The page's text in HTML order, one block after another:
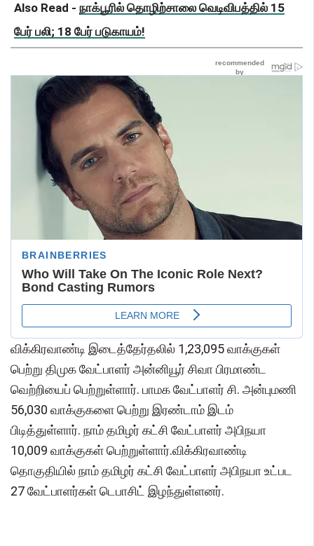
Also Read - நாக்பூரில் தொழிற்சாலை வெடிவிபத்தில் 15
பேர் பலி; 18 பேர் படுகாயம்!
விக்கிரவாண்டி இடைத்தேர்தலில் 1,23,095 வாக்குகள்
பெற்று திமுக வேட்பாளர் அன்னியூர் சிவா பிரமாண்ட
வெற்றியைப் பெற்றுள்ளார். பாமக வேட்பாளர் சி. அன்புமணி
56,030 வாக்குகளை பெற்று இரண்டாம் இடம்
பிடித்துள்ளார். நாம் தமிழர் கட்சி வேட்பாளர் அபிநயா
10,009 வாக்குகள் பெற்றுள்ளார்.விக்கிரவாண்டி
தொகுதியில் நாம் தமிழர் கட்சி வேட்பாளர் அபிநயா உட்பட
27 வேட்பாளர்கள் டெபாசிட் இழந்துள்ளனர்.